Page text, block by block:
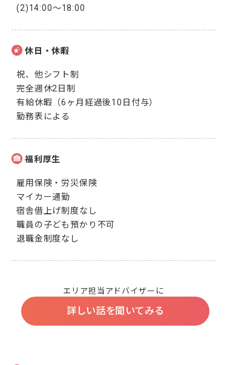
(2)14:00～18:00
休日・休暇
祝、他シフト制
完全週休2日制
有給休暇（6ヶ月経過後10日付与）
勤務表による
福利厚生
雇用保険・労災保険
マイカー通勤
宿舎借上げ制度なし
職員の子ども預かり不可
退職金制度なし
エリア担当アドバイザーに
詳しい話を聞いてみる